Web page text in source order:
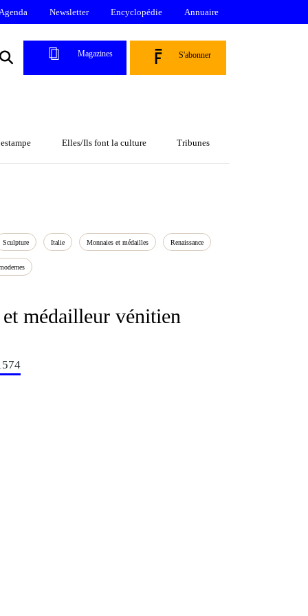
Newsletter Encyclopédie Annuaire
Magazines S'abonner
Elles/Ils font la culture Tribunes
Sculpture Italie Monnaies et médailles Renaissance
médailleur vénitien